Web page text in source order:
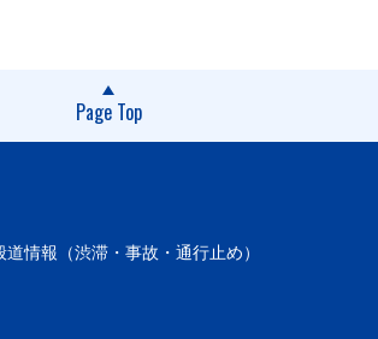
Page Top
情報（渋滞・事故・通行止め）